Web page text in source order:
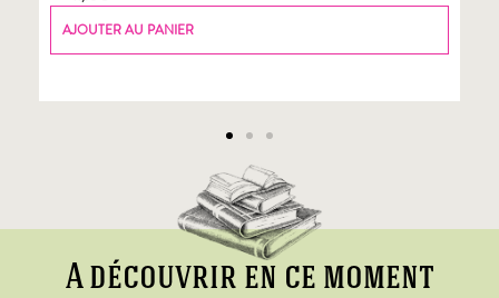
AJOUTER AU PANIER
A découvrir en ce moment